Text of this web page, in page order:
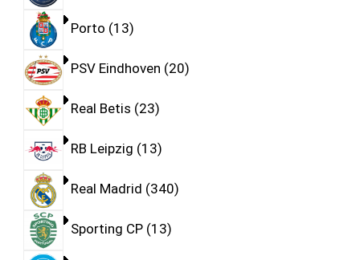
Porto 13
PSV Eindhoven 20
Real Betis 23
RB Leipzig 13
Real Madrid 340
Sporting CP 13